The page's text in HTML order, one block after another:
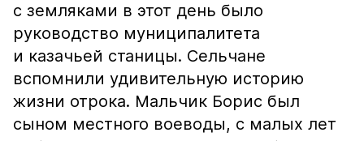
с земляками в этот день было
руководство муниципалитета
и казачьей станицы. Сельчане
вспомнили удивительную историю
жизни отрока. Мальчик Борис был
сыном местного воеводы, с малых лет